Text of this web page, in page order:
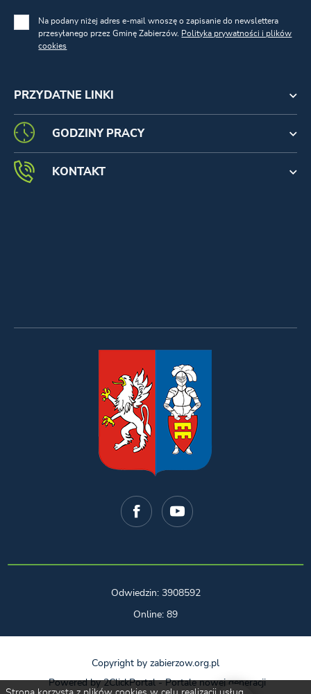
PRZYDATNE LINKI
Na podany niżej adres e-mail wnoszę o zapisanie do newslettera
przesyłanego przez Gminę Zabierzów. Polityka prywatności i plików
cookies
GODZINY PRACY
KONTAKT
Odwiedzin: 3908592
Online: 89
Copyright by zabierzow.org.pl
Powered by2ClickPortal- Portale nowej generacji